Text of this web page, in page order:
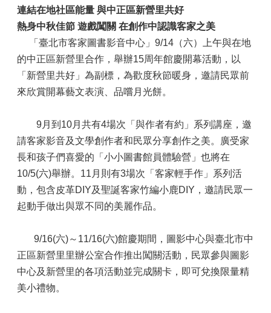
連結在地社區能量 與中正區新營里共好
熱身中秋佳節 遊戲闖關 在創作中認識客家之美
「臺北市客家圖書影音中心」9/14（六）上午與在地
的中正區新營里合作，舉辦15周年館慶開幕活動，以
「新營里共好」為副標，為歡度秋節暖身，邀請民眾前
來欣賞開幕藝文表演、品嚐月光餅。
9月到10月共有4場次「與作者有約」系列講座，邀
請客家影音及文學創作者和民眾分享創作之美。廣受家
長和孩子們喜愛的「小小圖書館員體驗營」也將在
10/5(六)舉辦。11月則有3場次「客家輕手作」系列活
動，包含皮革DIY及聖誕客家竹編小鹿DIY，邀請民眾一
起動手做出與眾不同的美麗作品。
9/16(六)～11/16(六)館慶期間，圖影中心與臺北市中
正區新營里里辦公室合作推出闖關活動，民眾參與圖影
中心及新營里的各項活動並完成關卡，即可兌換限量精
美小禮物。